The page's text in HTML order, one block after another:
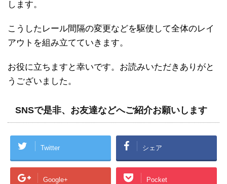
します。
こうしたレール間隔の変更などを駆使して全体のレイ
アウトを組み立てていきます。
お役に立ちますと幸いです。お読みいただきありがと
うございました。
SNSで是非、お友達などへご紹介お願いします
Twitter シェア
Google+ Pocket